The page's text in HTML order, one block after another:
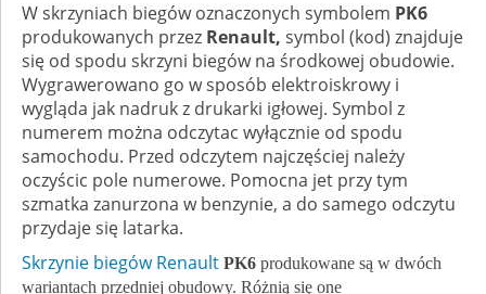
W skrzyniach biegówoznaczonych symbolem PK6
produkowanych przez Renault, symbol (kod) znajduje
się od spodu skrzyni biegów na środkowej obudowie.
Wygrawerowano go w sposób elektroiskrowy i
wygląda jak nadruk z drukarki igłowej. Symbol z
numerem można odczytac wyłącznie od spodu
samochodu. Przed odczytem najczęściej należy
oczyścic pole numerowe. Pomocna jet przy tym
szmatka zanurzona w benzynie, a do samego odczytu
przydaje się latarka.
Skrzynie biegów Renault PK6 produkowane są w dwóch
wariantach przedniej obudowy. Różnią się one